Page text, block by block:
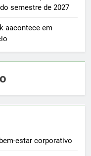
semestre de 2027
aacontece em
estar corporativo